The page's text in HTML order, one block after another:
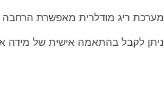
מערכת ריג מודלרית מאפשרת הרחבה
ניתן לקבל בהתאמה אישית של מידה